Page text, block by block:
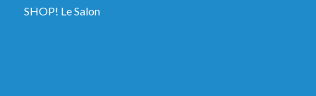
SHOP! Le Salon